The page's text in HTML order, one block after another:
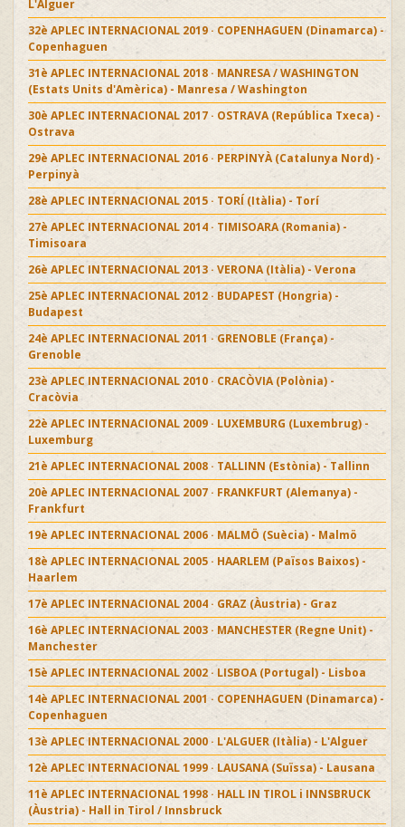
L'Alguer
32è APLEC INTERNACIONAL 2019 · COPENHAGUEN (Dinamarca) -
Copenhaguen
31è APLEC INTERNACIONAL 2018 · MANRESA / WASHINGTON
(Estats Units d'Amèrica) - Manresa / Washington
30è APLEC INTERNACIONAL 2017 · OSTRAVA (República Txeca) -
Ostrava
29è APLEC INTERNACIONAL 2016 · PERPINYÀ (Catalunya Nord) -
Perpinyà
28è APLEC INTERNACIONAL 2015 · TORÍ (Itàlia) - Torí
27è APLEC INTERNACIONAL 2014 · TIMISOARA (Romania) -
Timisoara
26è APLEC INTERNACIONAL 2013 · VERONA (Itàlia) - Verona
25è APLEC INTERNACIONAL 2012 · BUDAPEST (Hongria) -
Budapest
24è APLEC INTERNACIONAL 2011 · GRENOBLE (França) -
Grenoble
23è APLEC INTERNACIONAL 2010 · CRACÒVIA (Polònia) -
Cracòvia
22è APLEC INTERNACIONAL 2009 · LUXEMBURG (Luxembrug) -
Luxemburg
21è APLEC INTERNACIONAL 2008 · TALLINN (Estònia) - Tallinn
20è APLEC INTERNACIONAL 2007 · FRANKFURT (Alemanya) -
Frankfurt
19è APLEC INTERNACIONAL 2006 · MALMÖ (Suècia) - Malmö
18è APLEC INTERNACIONAL 2005 · HAARLEM (Països Baixos) -
Haarlem
17è APLEC INTERNACIONAL 2004 · GRAZ (Àustria) - Graz
16è APLEC INTERNACIONAL 2003 · MANCHESTER (Regne Unit) -
Manchester
15è APLEC INTERNACIONAL 2002 · LISBOA (Portugal) - Lisboa
14è APLEC INTERNACIONAL 2001 · COPENHAGUEN (Dinamarca) -
Copenhaguen
13è APLEC INTERNACIONAL 2000 · L'ALGUER (Itàlia) - L'Alguer
12è APLEC INTERNACIONAL 1999 · LAUSANA (Suïssa) - Lausana
11è APLEC INTERNACIONAL 1998 · HALL IN TIROL i INNSBRUCK
(Àustria) - Hall in Tirol / Innsbruck